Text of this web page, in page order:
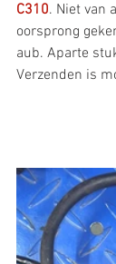
C310. Niet van
oorsprong
aub. Aparte
Verzenden is